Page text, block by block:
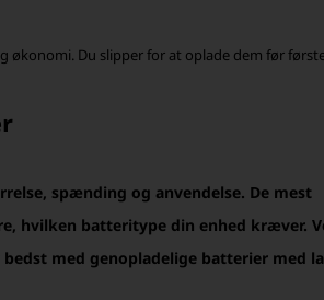
økonomi. Du slipper for at oplade dem før
spænding og anvendelse. De mest
hvilken batteritype din enhed kræver.
med genopladelige batterier med